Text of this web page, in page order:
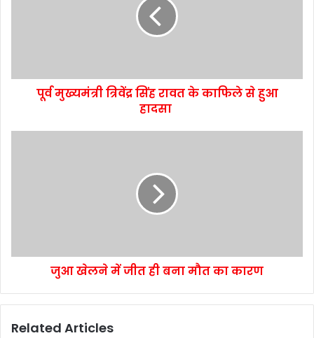
पूर्व मुख्यमंत्री त्रिवेंद्र सिंह रावत के काफिले से हुआ
हादसा
जुआ खेलने में जीत ही बना मौत का कारण
Related Articles